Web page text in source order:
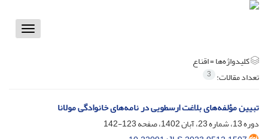
Toggle
کلیدواژه‌ها =اقناع
تعداد مقالات: 3
تبیین مؤلفه‌های بلاغت ارسطویی در نامه‌های خانوادگی مولانا
دوره 13، شماره 23، آبان 1402، صفحه
123-142